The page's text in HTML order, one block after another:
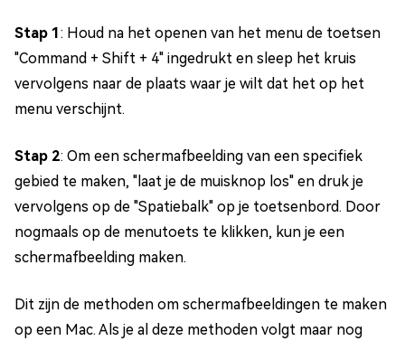
Stap 1: Houd na het openen van het menu de toetsen
"Command + Shift + 4" ingedrukt en sleep het kruis
vervolgens naar de plaats waar je wilt dat het op het
menu verschijnt.
Stap 2: Om een schermafbeelding van een specifiek
gebied te maken, "laat je de muisknop los" en druk je
vervolgens op de "Spatiebalk" op je toetsenbord. Door
nogmaals op de menutoets te klikken, kun je een
schermafbeelding maken.
Dit zijn de methoden om schermafbeeldingen te maken
op een Mac. Als je al deze methoden volgt maar nog